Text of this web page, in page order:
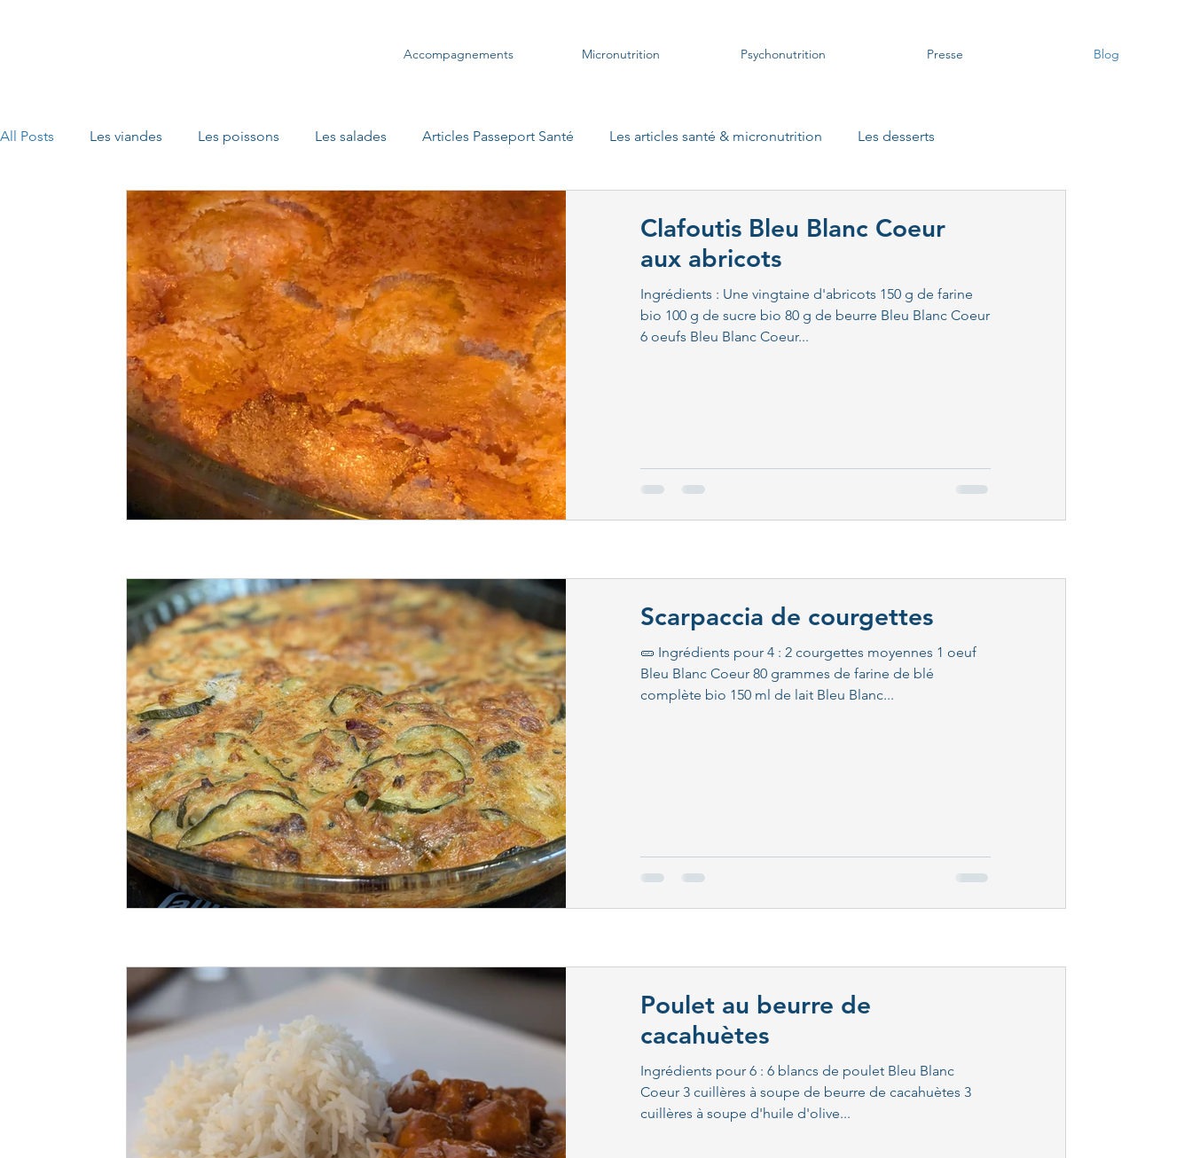
Accompagnements Micronutrition Psychonutrition Presse Blog
All Posts Les viandes Les poissons Les salades Articles Passeport Santé Les articles santé & micronutrition Les desserts
Les légumes Les fruits Les porridges Les plats vegan
Les apéritifs Les recettes sans gluten Les soupes Danival
Les gratins Les pique-niques Les woks Les petits bocaux
Les burgers maison Les fruits de mer Les petits pains suédois Les smoothies
Clafoutis Bleu Blanc Coeur
aux abricots
Ingrédients : Une vingtaine d'abricots 150 g de farine
bio 100 g de sucre bio 80 g de beurre Bleu Blanc Coeur
6 oeufs Bleu Blanc Coeur...
Scarpaccia de courgettes
🥒 Ingrédients pour 4 : 2 courgettes moyennes 1 oeuf
Bleu Blanc Coeur 80 grammes de farine de blé
complète bio 150 ml de lait Bleu Blanc...
Poulet au beurre de
cacahuètes
Ingrédients pour 6 : 6 blancs de poulet Bleu Blanc
Coeur 3 cuillères à soupe de beurre de cacahuètes 3
cuillères à soupe d'huile d'olive...